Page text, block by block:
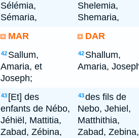
Sélémia,
Sémaria,
Shelemia,
Shemaria,
MAR DAR
42 Sallum,
Amaria, et
Joseph;
42 Shallum,
Amaria,
43 [Et] des
enfants de Nébo,
Jéhiël, Mattitia,
Zabad, Zébina,
43des fils de
Nebo, Jehiel,
Matthithia,
Zabad, Zebina,